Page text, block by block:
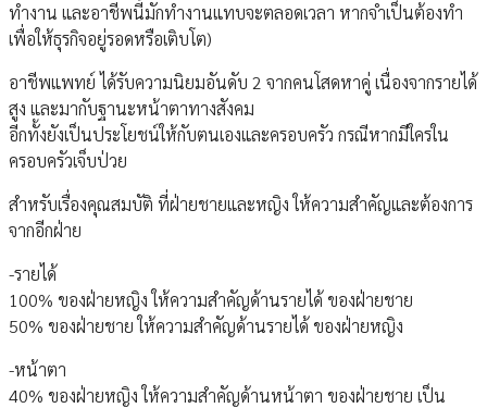
ทำงาน และอาชีพนี้มักทำงานแทบจะตลอดเวลา หากจำเป็นต้องทำ
เพื่อให้ธุรกิจอยู่รอดหรือเติบโต)
อาชีพแพทย์ ได้รับความนิยมอันดับ 2 จากคนโสดหาคู่ เนื่องจากรายได้
สูง และมากับฐานะหน้าตาทางสังคม
อีกทั้งยังเป็นประโยชน์ให้กับตนเองและครอบครัว กรณีหากมีใครใน
ครอบครัวเจ็บป่วย
สำหรับเรื่องคุณสมบัติ ที่ฝ่ายชายและหญิง ให้ความสำคัญและต้องการ
จากอีกฝ่าย
-รายได้
100% ของฝ่ายหญิง ให้ความสำคัญด้านรายได้ ของฝ่ายชาย
50% ของฝ่ายชาย ให้ความสำคัญด้านรายได้ ของฝ่ายหญิง
-หน้าตา
40% ของฝ่ายหญิง ให้ความสำคัญด้านหน้าตา ของฝ่ายชาย เป็น